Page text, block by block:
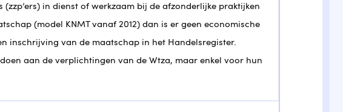
in dienst of werkzaam bij de afzonderlijke praktijken
(model KNMT vanaf 2012) dan is er geen economische
inschrijving van de maatschap in het Handelsregister.
aan de verplichtingen van de Wtza, maar enkel voor hun